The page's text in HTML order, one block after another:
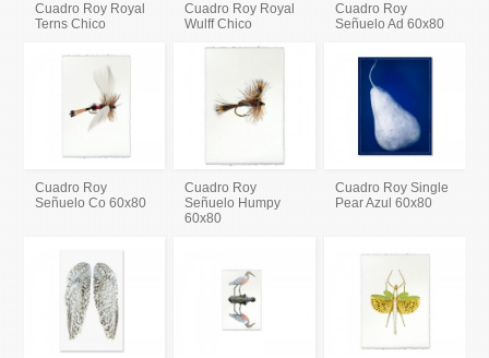
Cuadro Roy Royal
Terns Chico
Cuadro Roy Royal
Wulff Chico
Cuadro Roy
Señuelo Ad 60x80
Cuadro Roy
Señuelo Co 60x80
Cuadro Roy
Señuelo Humpy
60x80
Cuadro Roy Single
Pear Azul 60x80